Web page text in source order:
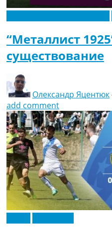
“Металлист
существование
Олександр Яцентюк
add comment